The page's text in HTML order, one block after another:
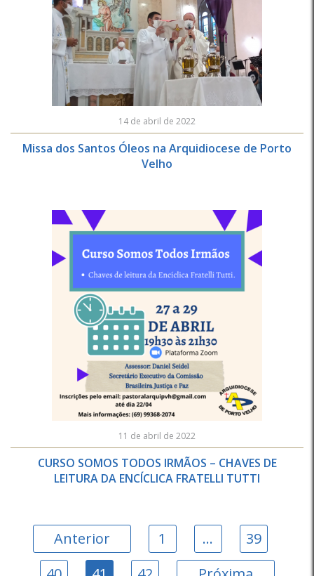
14 de abril de 2022
Missa dos Santos Óleos na Arquidiocese de Porto
Velho
11 de abril de 2022
CURSO SOMOS TODOS IRMÃOS – CHAVES DE
LEITURA DA ENCÍCLICA FRATELLI TUTTI
Anterior 1 …
39